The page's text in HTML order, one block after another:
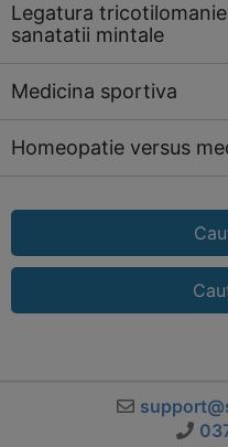
Legatura
sanatatii mintale
Medicina sportiva
Homeopatie versus